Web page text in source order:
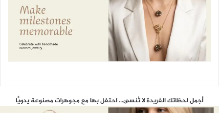
أجمل لحظاتك الفريدة لا تُنسى... احتفل بها مع مجوهرات مصنوعة يدويًّا